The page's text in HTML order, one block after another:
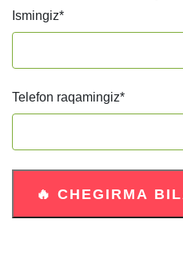
Ismingiz*
Telefon raqamingiz*